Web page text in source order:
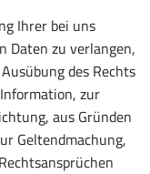
Ihrer bei uns
Daten zu verlangen,
des Rechts
zur
aus Gründen
Geltendmachung,